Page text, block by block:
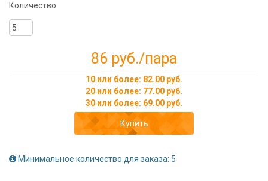
Количество
86 руб./пара
10 или более: 82.00 руб.
20 или более: 77.00 руб.
30 или более: 69.00 руб.
Купить
Минимальное количество для заказа: 5